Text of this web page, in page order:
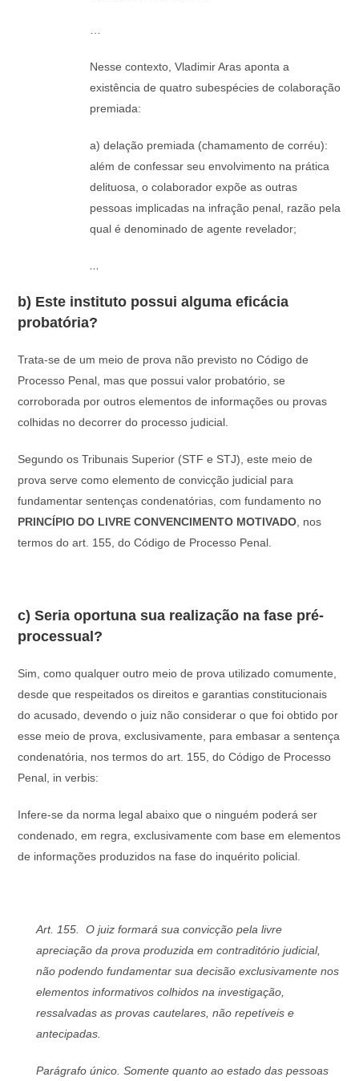
Nesse contexto, Vladimir Aras aponta a
existência de quatro subespécies de colaboração
premiada:
a) delação premiada (chamamento de corréu):
além de confessar seu envolvimento na prática
delituosa, o colaborador expõe as outras
pessoas implicadas na infração penal, razão pela
qual é denominado de agente revelador;
…
b) Este instituto possui alguma eficácia
probatória?
Trata-se de um meio de prova não previsto no Código de
Processo Penal, mas que possui valor probatório, se
corroborada por outros elementos de informações ou provas
colhidas no decorrer do processo judicial.
Segundo os Tribunais Superior (STF e STJ), este meio de
prova serve como elemento de convicção judicial para
fundamentar sentenças condenatórias, com fundamento no
PRINCÍPIO DO LIVRE CONVENCIMENTO MOTIVADO , nos
termos do art. 155, do Código de Processo Penal.
c) Seria oportuna sua realização na fase pré-
processual?
Sim, como qualquer outro meio de prova utilizado comumente,
desde que respeitados os direitos e garantias constitucionais
do acusado, devendo o juiz não considerar o que foi obtido por
esse meio de prova, exclusivamente, para embasar a sentença
condenatória, nos termos do art. 155, do Código de Processo
Penal, in verbis:
Infere-se da norma legal abaixo que o ninguém poderá ser
condenado, em regra, exclusivamente com base em elementos
de informações produzidos na fase do inquérito policial.
Art. 155. O juiz formará sua convicção pela livre
apreciação da prova produzida em contraditório judicial,
não podendo fundamentar sua decisão exclusivamente nos
elementos informativos colhidos na investigação,
ressalvadas as provas cautelares, não repetíveis e
antecipadas.
Parágrafo único. Somente quanto ao estado das pessoas